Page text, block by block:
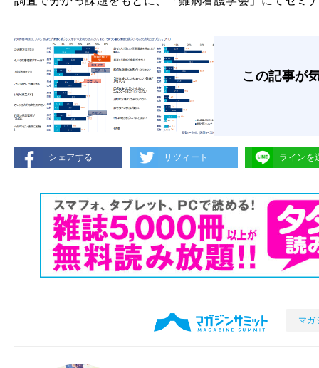
この記事が
シェアする リツィート ラインを
マガ